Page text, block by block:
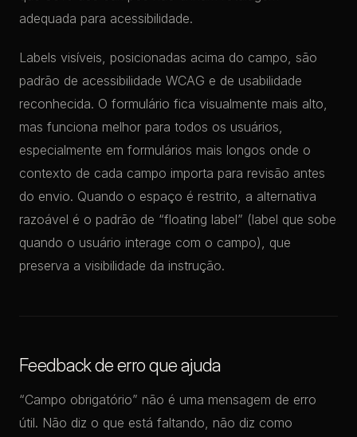
adequada para acessibilidade.
Labels visíveis, posicionadas acima do campo, são
padrão de acessibilidade WCAG e de usabilidade
reconhecida. O formulário fica visualmente mais alto,
mas funciona melhor para todos os usuários,
especialmente em formulários mais longos onde o
contexto de cada campo importa para revisão antes
do envio. Quando o espaço é restrito, a alternativa
razoável é o padrão de “floating label” (label que sobe
quando o usuário interage com o campo), que
preserva a visibilidade da instrução.
Feedback de erro que ajuda
“Campo obrigatório” não é uma mensagem de erro
útil. Não diz o que está faltando, não diz como